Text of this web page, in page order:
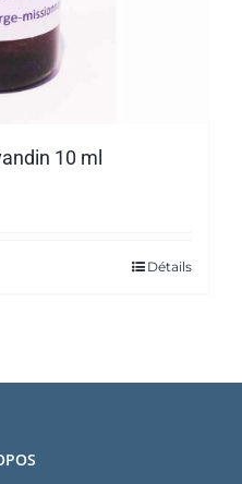
10 ml
Détails